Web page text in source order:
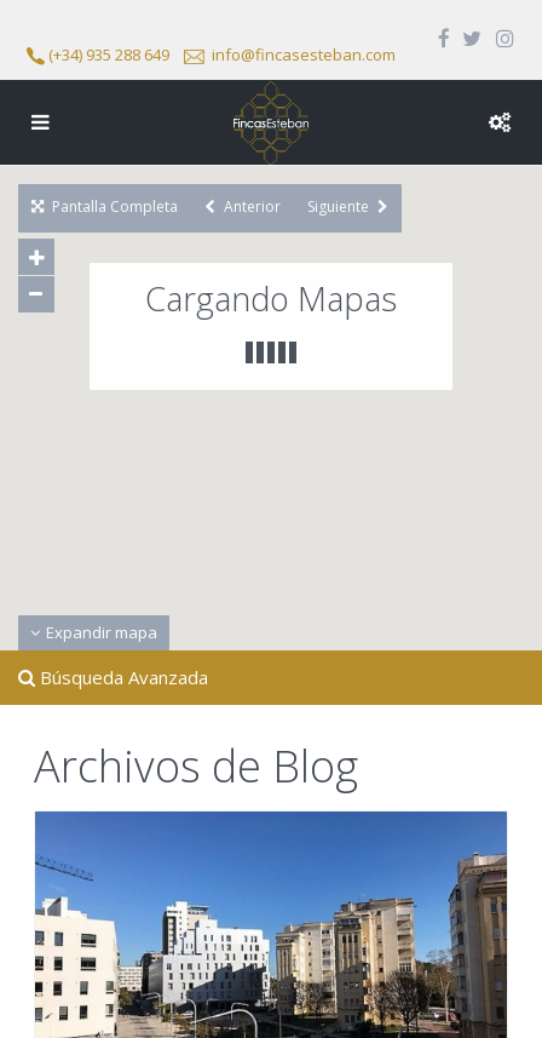
(+34) 935 288 649 info@fincasesteban.com
Cargando Mapas
Expandir mapa
Pantalla Completa Anterior Siguiente
Búsqueda Avanzada
Archivos de Blog